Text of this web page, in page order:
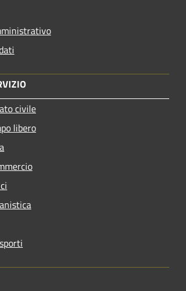
civile
libero